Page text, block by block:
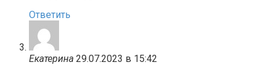
Ответить
Екатерина 29.07.2023 в 15:42